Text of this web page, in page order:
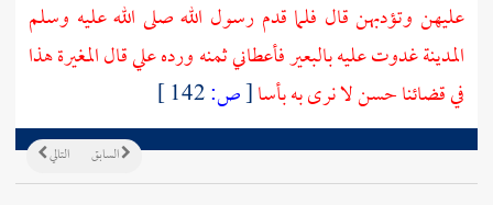
عليهن وتؤدبهن قال فلما قدم رسول الله صلى الله عليه وسلم
المدينةغدوت عليه بالبعير فأعطاني ثمنه ورده علي قالالمغيرةهذا
في قضائنا حسن لا نرى به بأسا[ص:
التالي السابق